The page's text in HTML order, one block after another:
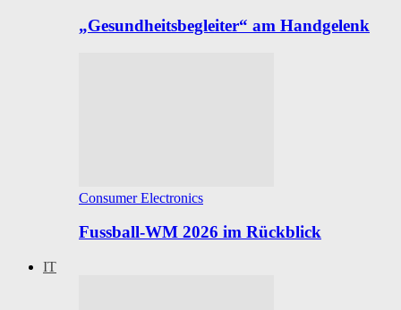
„Gesundheitsbegleiter“ am Handgelenk
Consumer Electronics
Fussball-WM 2026 im Rückblick
IT